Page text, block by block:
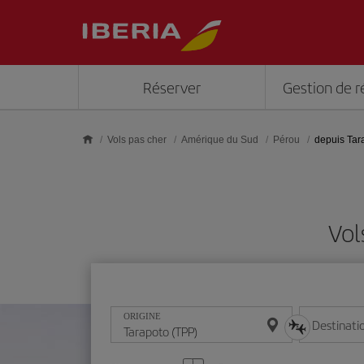
Réserver Gestion de
Vols pas cher Amérique du Sud Pérou depuis
ORIGINE